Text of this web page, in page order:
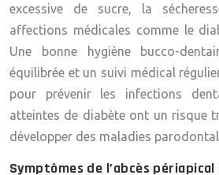
excessive de sucre, la
affections médicales comme le
Une bonne hygiène bucco-
équilibrée et un suivi médical
pour prévenir les infections
atteintes de diabète ont un risque
développer des maladies
Symptômes de l’abcès périapical